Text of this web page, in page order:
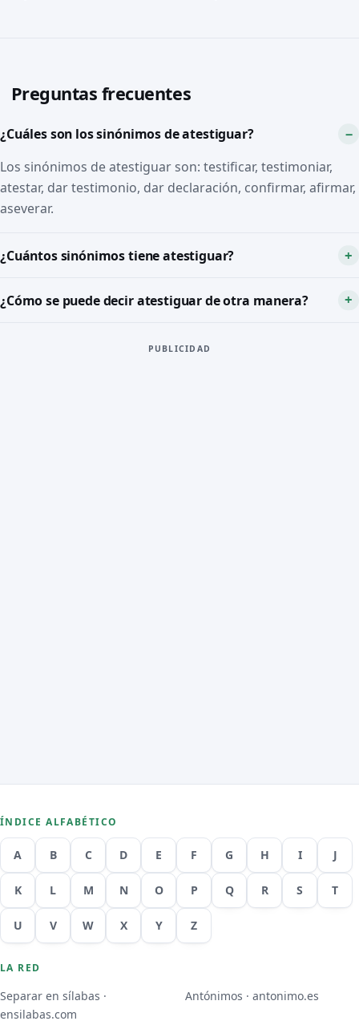
Preguntas frecuentes
¿Cuáles son los sinónimos de atestiguar?
Los sinónimos de atestiguar son: testificar, testimoniar,
atestar, dar testimonio, dar declaración, confirmar, afirmar,
aseverar.
¿Cuántos sinónimos tiene atestiguar?
¿Cómo se puede decir atestiguar de otra manera?
PUBLICIDAD
ÍNDICE ALFABÉTICO
A B C D E F G H I J
K L M N O P Q R S T
U V W X Y Z
LA RED
Separar en sílabas ·
ensilabas.com
Antónimos · antonimo.es